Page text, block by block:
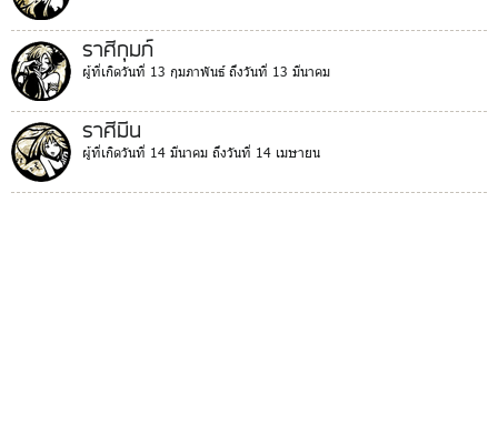
ราศีกุมภ์
ผู้ที่เกิดวันที่ 13 กุมภาพันธ์ ถึงวันที่ 13 มีนาคม
ราศีมีน
ผู้ที่เกิดวันที่ 14 มีนาคม ถึงวันที่ 14 เมษายน